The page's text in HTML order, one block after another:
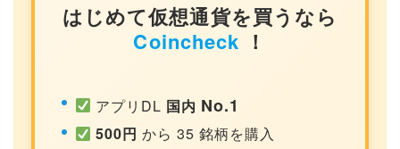
はじめて仮想通貨を買うなら
Coincheck ！
アプリDL 国内 No.1
500円 から 35 銘柄を購入